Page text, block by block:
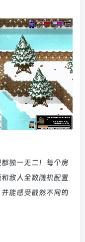
独一无二！每个房
敌人全数随机配置
能感受截然不同的